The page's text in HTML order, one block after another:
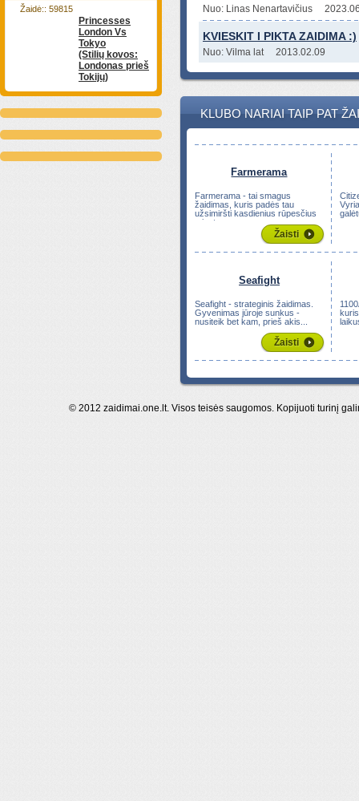
Princesses
London Vs
Tokyo
(Stilių kovos:
Londonas prieš
Tokijų)
Žaidė:: 59815 Nuo: Linas Nenartavičius
KVIESKIT I PIKTA ZAIDIMA :)
Nuo: Vilma lat 2013.02.09
KLUBO NARIAI TAIP PAT
Farmerama
Farmerama - tai smagus
žaidimas, kuris padės tau
užsimiršti kasdienius rūpesčius
mieste...
Žaisti
Seafight
Seafight - strateginis žaidimas.
Gyvenimas jūroje sunkus -
nusiteik bet kam, prieš akis...
Žaisti
© 2012 zaidimai.one.lt. Visos teisės saugomos. Kopijuoti turinį